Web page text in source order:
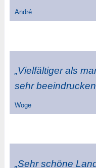
André
„Vielfältiger als
sehr
Woge
„Sehr schöne